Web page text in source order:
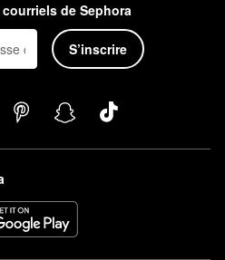
de Sephora
S’inscrire